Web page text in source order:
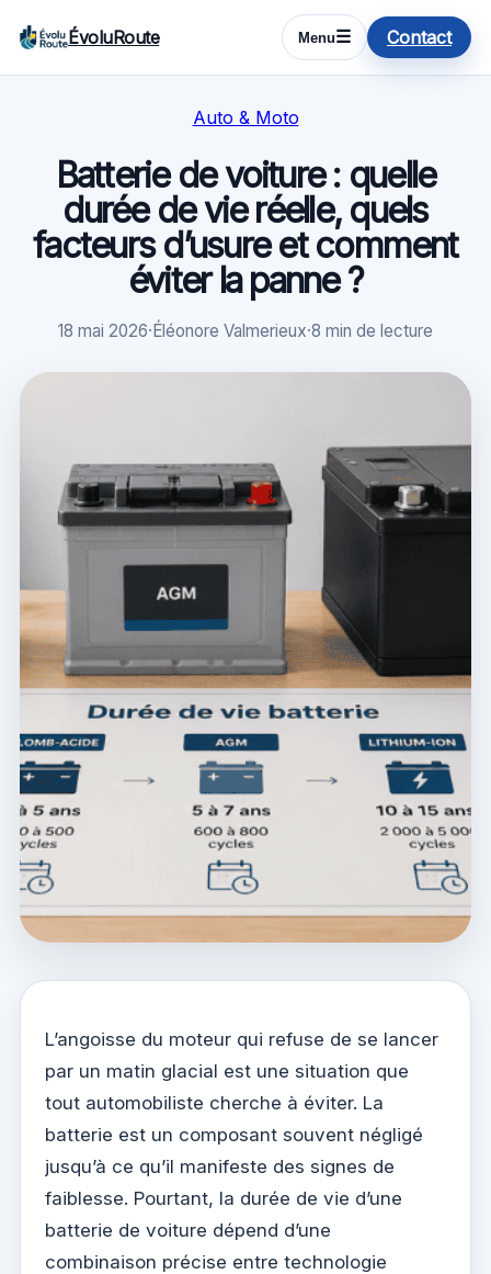
ÉvoluRoute Menu☰ Contact
Auto & Moto
Batterie de voiture : quelle
durée de vie réelle, quels
facteurs d’usure et comment
éviter la panne ?
18 mai 2026·Éléonore Valmerieux·8 min de lecture
L’angoisse du moteur qui refuse de se lancer
par un matin glacial est une situation que
tout automobiliste cherche à éviter. La
batterie est un composant souvent négligé
jusqu’à ce qu’il manifeste des signes de
faiblesse. Pourtant, la durée de vie d’une
batterie de voiture dépend d’une
combinaison précise entre technologie